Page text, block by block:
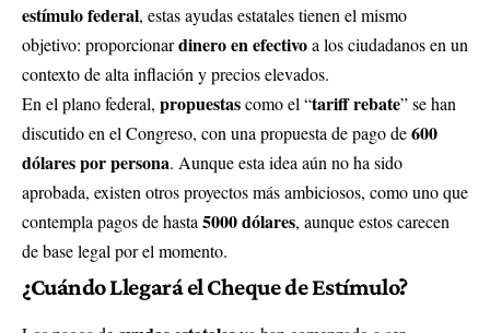
estímulo federal, estas ayudas estatales tienen el mismo
objetivo: proporcionardinero en efectivoa los ciudadanos en un
contexto de alta inflación y precios elevados.
En el plano federal, propuestascomo el “tariff rebate” se han
discutido en el Congreso, con una propuesta de pago de600
dólares por persona. Aunque esta idea aún no ha sido
aprobada, existen otros proyectos más ambiciosos, como uno que
contempla pagos de hasta 5000 dólares, aunque estos carecen
de base legal por el momento.
¿Cuándo Llegará el Cheque de Estímulo?